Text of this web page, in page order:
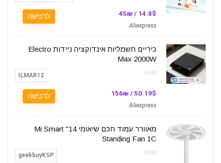
14.8$ / 45₪
Aliexpress
לרכישה
כיריים חשמליות אינדוקציה ניידות Electro
Max 2000W
קופון: ILMAR12
50.19$ / 156₪
Aliexpress
לרכישה
מאוורר עמוד חכם שיאומי 14" Mi Smart
Standing Fan 1C
קופון: geekbuyKSP